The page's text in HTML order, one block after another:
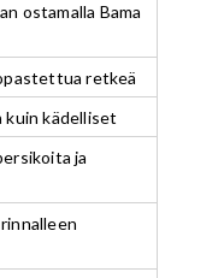
ostamalla Bama
retkeä
kuin kädelliset
ja